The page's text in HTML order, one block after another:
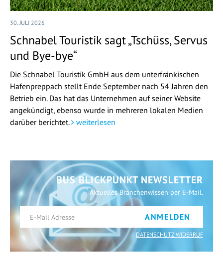
30. JULI 2026
Schnabel Touristik sagt „Tschüss, Servus
und Bye-bye“
Die Schnabel Touristik GmbH aus dem unterfränkischen
Hafenpreppach stellt Ende September nach 54 Jahren den
Betrieb ein. Das hat das Unternehmen auf seiner Website
angekündigt, ebenso wurde in mehreren lokalen Medien
darüber berichtet.
weiterlesen
BUS BLICKPUNKT NEWSLETTER
Aktuelles Branchenwissen per E-Mail.
ANMELDEN
DATENSCHUTZ WIDERRUF